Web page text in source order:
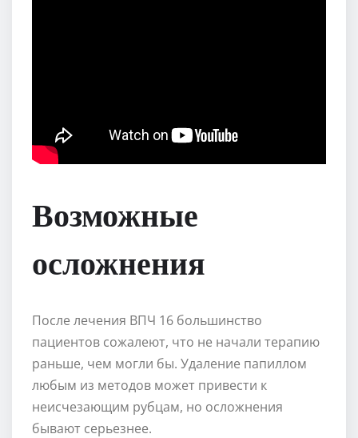
Возможные
осложнения
После лечения ВПЧ 16 большинство
пациентов сожалеют, что не начали терапию
раньше, чем могли бы. Удаление папиллом
любым из методов может привести к
неисчезающим рубцам, но осложнения
бывают серьезнее.